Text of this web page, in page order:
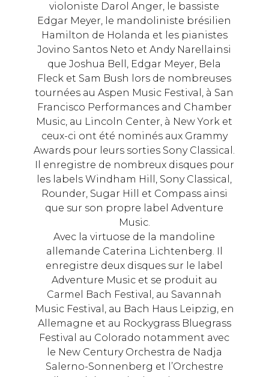
violoniste Darol Anger, le bassiste
Edgar Meyer, le mandoliniste brésilien
Hamilton de Holanda et les pianistes
Jovino Santos Neto et Andy Narellainsi
que Joshua Bell, Edgar Meyer, Bela
Fleck et Sam Bush lors de nombreuses
tournées au Aspen Music Festival, à San
Francisco Performances and Chamber
Music, au Lincoln Center, à New York et
ceux-ci ont été nominés aux Grammy
Awards pour leurs sorties Sony Classical.
Il enregistre de nombreux disques pour
les labels Windham Hill, Sony Classical,
Rounder, Sugar Hill et Compass ainsi
que sur son propre label Adventure
Music.
Avec la virtuose de la mandoline
allemande Caterina Lichtenberg. Il
enregistre deux disques sur le label
Adventure Music et se produit au
Carmel Bach Festival, au Savannah
Music Festival, au Bach Haus Leipzig, en
Allemagne et au Rockygrass Bluegrass
Festival au Colorado notamment avec
le New Century Orchestra de Nadja
Salerno-Sonnenberg et l’Orchestre